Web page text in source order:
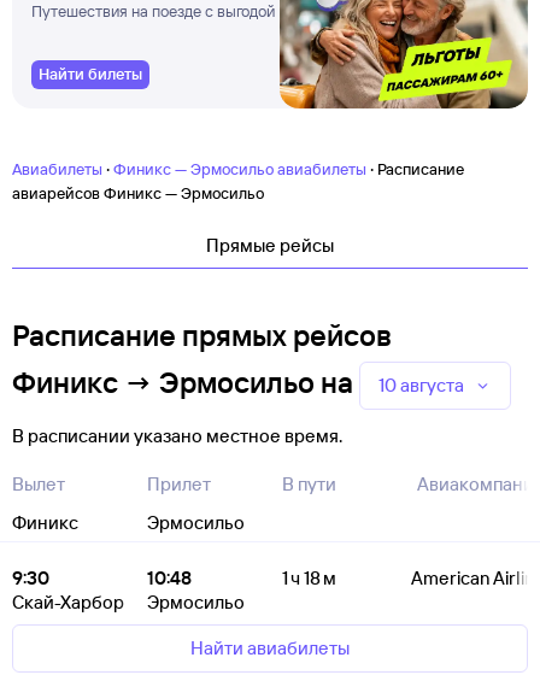
Путешествия на поезде с выгодой
Найти билеты
Авиабилеты ·Финикс — Эрмосильо авиабилеты · Расписание
авиарейсов Финикс — Эрмосильо
Прямые рейсы
Расписание прямых рейсов
Финикс → Эрмосильо на 10 августа
В расписании указано местное время.
Вылет
Финикс
Прилет
Эрмосильо
В пути
9:30
Скай-Харбор
10:48
Эрмосильо
1 ч 18 м American
Найти авиабилеты